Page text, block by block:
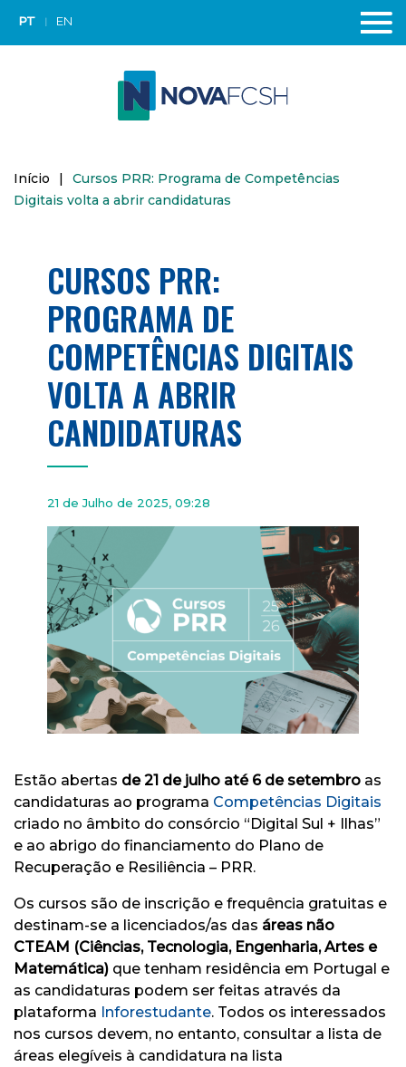
PT EN
Início |
Cursos PRR: Programa de Competências
Digitais volta a abrir candidaturas
CURSOS PRR:
PROGRAMA DE
COMPETÊNCIAS DIGITAIS
VOLTA A ABRIR
CANDIDATURAS
21 de Julho de 2025, 09:28
Estão abertas de 21 de julho até 6 de setembro as
candidaturas ao programa Competências Digitais
criado no âmbito do consórcio “Digital Sul + Ilhas”
e ao abrigo do financiamento do Plano de
Recuperação e Resiliência – PRR.
Os cursos são de inscrição e frequência gratuitas e
destinam-se a licenciados/as das áreas não
CTEAM (Ciências, Tecnologia, Engenharia, Artes e
Matemática) que tenham residência em Portugal e
as candidaturas podem ser feitas através da
plataforma Inforestudante. Todos os interessados
nos cursos devem, no entanto, consultar a lista de
áreas elegíveis à candidatura na lista